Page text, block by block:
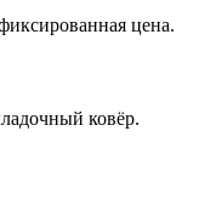
цена.
ковёр.